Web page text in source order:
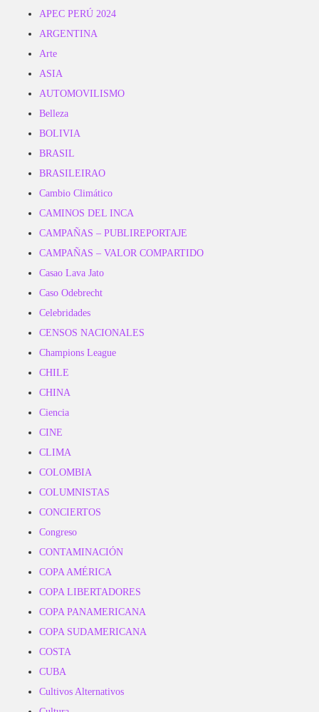
APEC PERÚ 2024
ARGENTINA
Arte
ASIA
AUTOMOVILISMO
Belleza
BOLIVIA
BRASIL
BRASILEIRAO
Cambio Climático
CAMINOS DEL INCA
CAMPAÑAS – PUBLIREPORTAJE
CAMPAÑAS – VALOR COMPARTIDO
Casao Lava Jato
Caso Odebrecht
Celebridades
CENSOS NACIONALES
Champions League
CHILE
CHINA
Ciencia
CINE
CLIMA
COLOMBIA
COLUMNISTAS
CONCIERTOS
Congreso
CONTAMINACIÓN
COPA AMÉRICA
COPA LIBERTADORES
COPA PANAMERICANA
COPA SUDAMERICANA
COSTA
CUBA
Cultivos Alternativos